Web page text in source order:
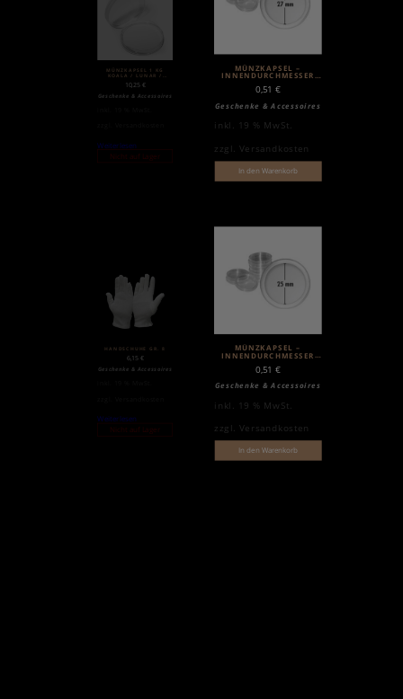
MÜNZKAPSEL 1 KG
KOALA / LUNAR /
10,25 €
Geschenke & Accessoires
Weiterlesen
Nicht auf Lager
MÜNZKAPSEL –
INNENDURCHMESSER
0,51 €
Geschenke & Accessoires
inkl. 19 % MwSt.
zzgl. Versandkosten
In den Warenkorb
HANDSCHUHE GR. 8
6,15 €
Geschenke & Accessoires
Weiterlesen
Nicht auf Lager
MÜNZKAPSEL –
INNENDURCHMESSER
0,51 €
Geschenke & Accessoires
inkl. 19 % MwSt.
zzgl. Versandkosten
In den Warenkorb